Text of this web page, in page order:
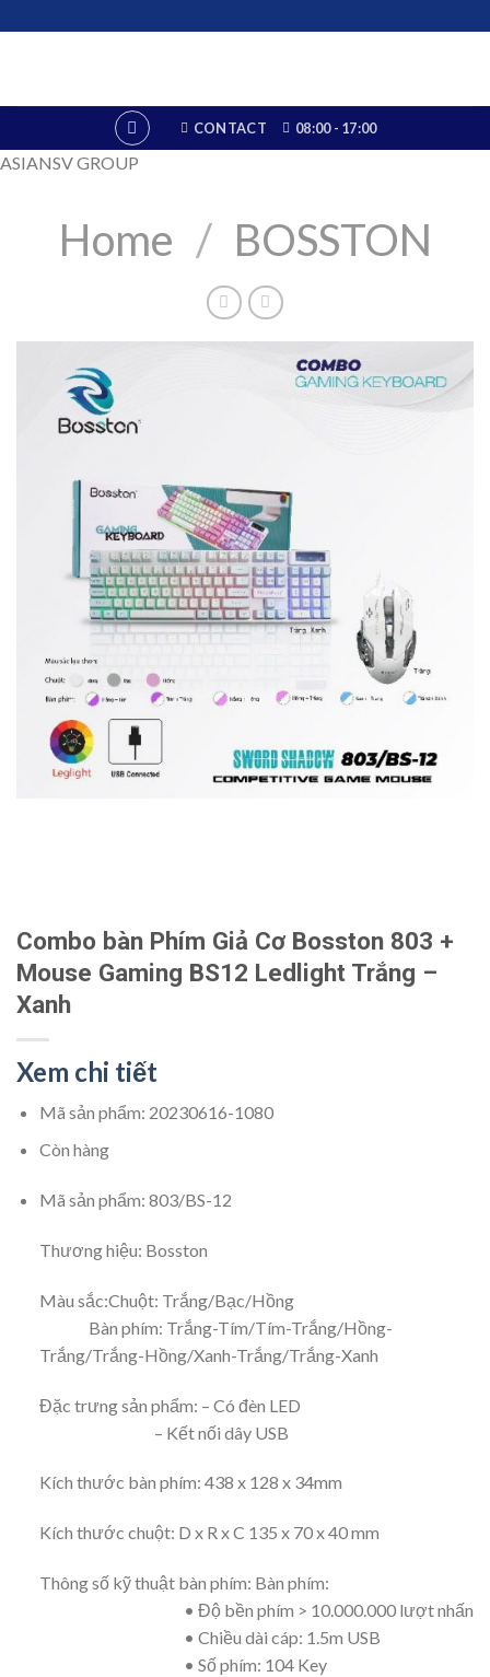
CONTACT 08:00 - 17:00
ASIANSV GROUP
Home / BOSSTON
Combo bàn Phím Giả Cơ Bosston 803 +
Mouse Gaming BS12 Ledlight Trắng –
Xanh
Xem chi tiết
Mã sản phẩm: 20230616-1080
Còn hàng
Mã sản phẩm: 803/BS-12
Thương hiệu: Bosston
Màu sắc:Chuột: Trắng/Bạc/Hồng
Bàn phím: Trắng-Tím/Tím-Trắng/Hồng-
Trắng/Trắng-Hồng/Xanh-Trắng/Trắng-Xanh
Đặc trưng sản phẩm: – Có đèn LED
– Kết nối dây USB
Kích thước bàn phím: 438 x 128 x 34mm
Kích thước chuột: D x R x C 135 x 70 x 40 mm
Thông số kỹ thuật bàn phím: Bàn phím:
• Độ bền phím > 10.000.000 lượt nhấn
• Chiều dài cáp: 1.5m USB
• Số phím: 104 Key